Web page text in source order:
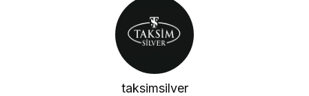
taksimsilver